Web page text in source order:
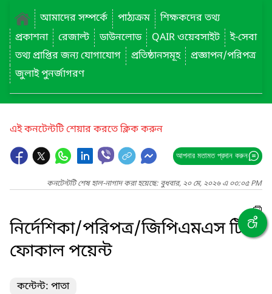
আমাদের সম্পর্কে
পাঠ্যক্রম
শিক্ষকদের তথ্য
প্রকাশনা
রেজাল্ট ডাউনলোড QAIR ওয়েবসাইট
ই-সেবা
তথ্য প্রাপ্তির জন্য যোগাযোগ
প্রতিষ্ঠানসমূহ
প্রজ্ঞাপন/পরিপত্র
জুলাই পুনর্জাগরণ
এই কনটেন্টটি শেয়ার করতে ক্লিক করুন
আপনার মতামত প্রদান করুন
কনটেন্টটি শেষ হাল-নাগাদ করা হয়েছে: বুধবার, ২০ মে, ২০২৬ এ ০৩:০৫ PM
নির্দেশিকা/পরিপত্র/জিপিএমএস টিম/
ফোকাল পয়েন্ট
কন্টেন্ট: পাতা